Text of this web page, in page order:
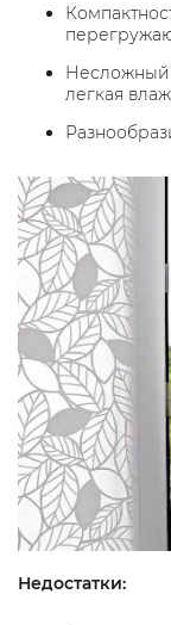
Несложный
легкая
Недостатки: